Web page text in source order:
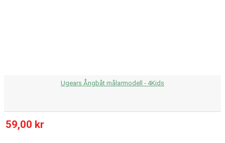
Ugears Ångbåt målarmodell - 4Kids
59,00 kr